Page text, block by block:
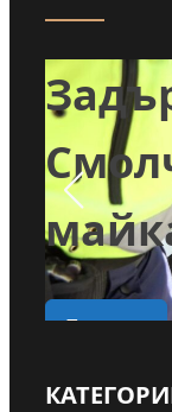
Прочети